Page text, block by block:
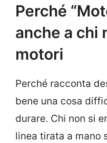
Perché
anche a chi
motori
Perché racconta
bene una cosa
durare. Chi non si
linea tirata a mano